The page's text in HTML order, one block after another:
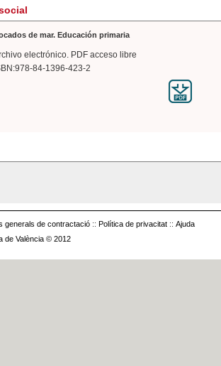
de mar. Educación primaria
electrónico. PDF acceso libre
84-1396-423-2
generals de contractació :: Política de privacitat :: Ajuda
de València © 2012